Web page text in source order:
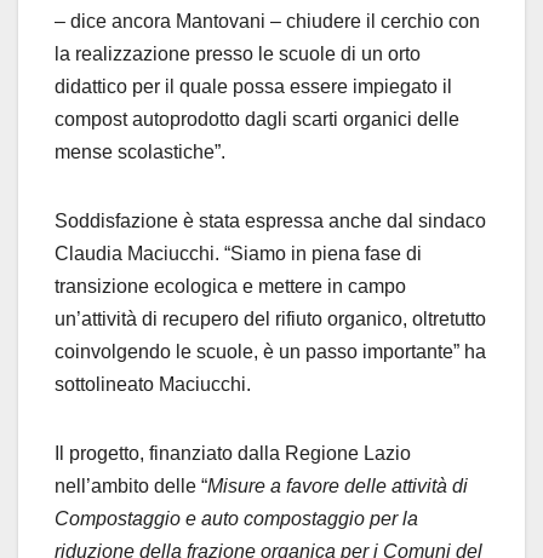
– dice ancora Mantovani – chiudere il cerchio con
la realizzazione presso le scuole di un orto
didattico per il quale possa essere impiegato il
compost autoprodotto dagli scarti organici delle
mense scolastiche”.
Soddisfazione è stata espressa anche dal sindaco
Claudia Maciucchi. “Siamo in piena fase di
transizione ecologica e mettere in campo
un’attività di recupero del rifiuto organico, oltretutto
coinvolgendo le scuole, è un passo importante” ha
sottolineato Maciucchi.
Il progetto, finanziato dalla Regione Lazio
nell’ambito delle “Misure a favore delle attività di
Compostaggio e auto compostaggio per la
riduzione della frazione organica per i Comuni del